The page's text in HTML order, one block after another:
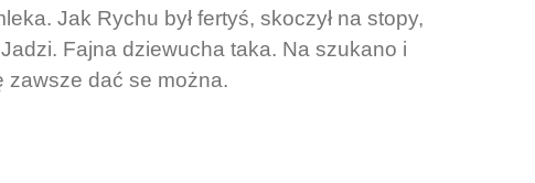
Jak Rychu był fertyś, skoczył na stopy,
Jadzi. Fajna dziewucha taka. Na szukano i
zawsze dać se można.